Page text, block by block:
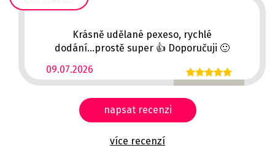
09.07.2026
Krásně udělané pexeso, rychlé
dodání...prostě super 👍 Doporučuji 🙂
napsat recenzi
více recenzí